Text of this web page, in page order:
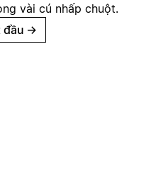
vài cú nhấp chuột.
đầu →